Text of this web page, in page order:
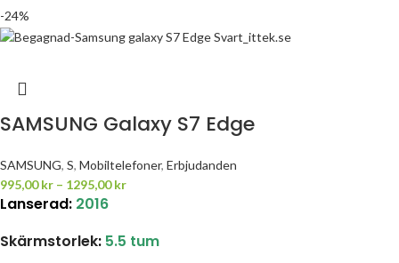
-24%
SAMSUNG Galaxy S7 Edge
SAMSUNG, S, Mobiltelefoner, Erbjudanden
995,00kr – 1295,00kr
Lanserad: 2016
Skärmstorlek: 5.5 tum